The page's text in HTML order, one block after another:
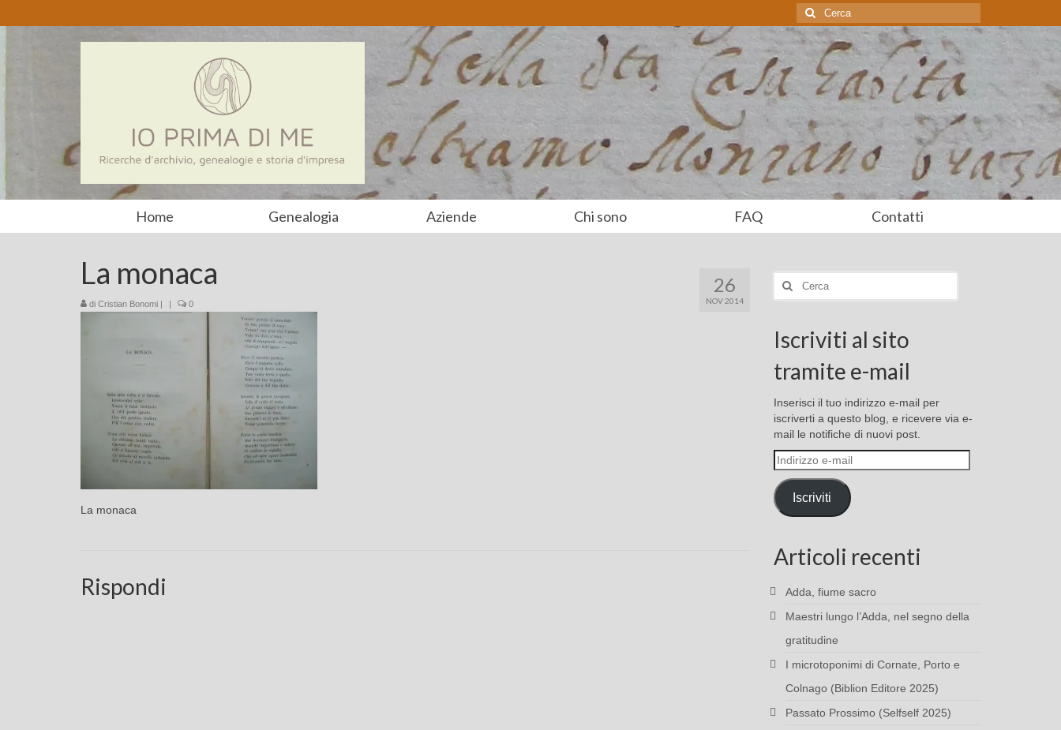
Cerca:
Home Genealogia Aziende Chi sono FAQ Contatti
26
NOV 2014
La monaca
di Cristian Bonomi | | 0
La monaca
Rispondi
Cerca:
Iscriviti al sito
tramite e-mail
Inserisci il tuo indirizzo e-mail per
iscriverti a questo blog, e ricevere via e-
mail le notifiche di nuovi post.
Indirizzo
e-
mail
Iscriviti
Articoli recenti
Adda, fiume sacro
Maestri lungo l’Adda, nel segno della
gratitudine
I microtoponimi di Cornate, Porto e
Colnago (Biblion Editore 2025)
Passato Prossimo (Selfself 2025)